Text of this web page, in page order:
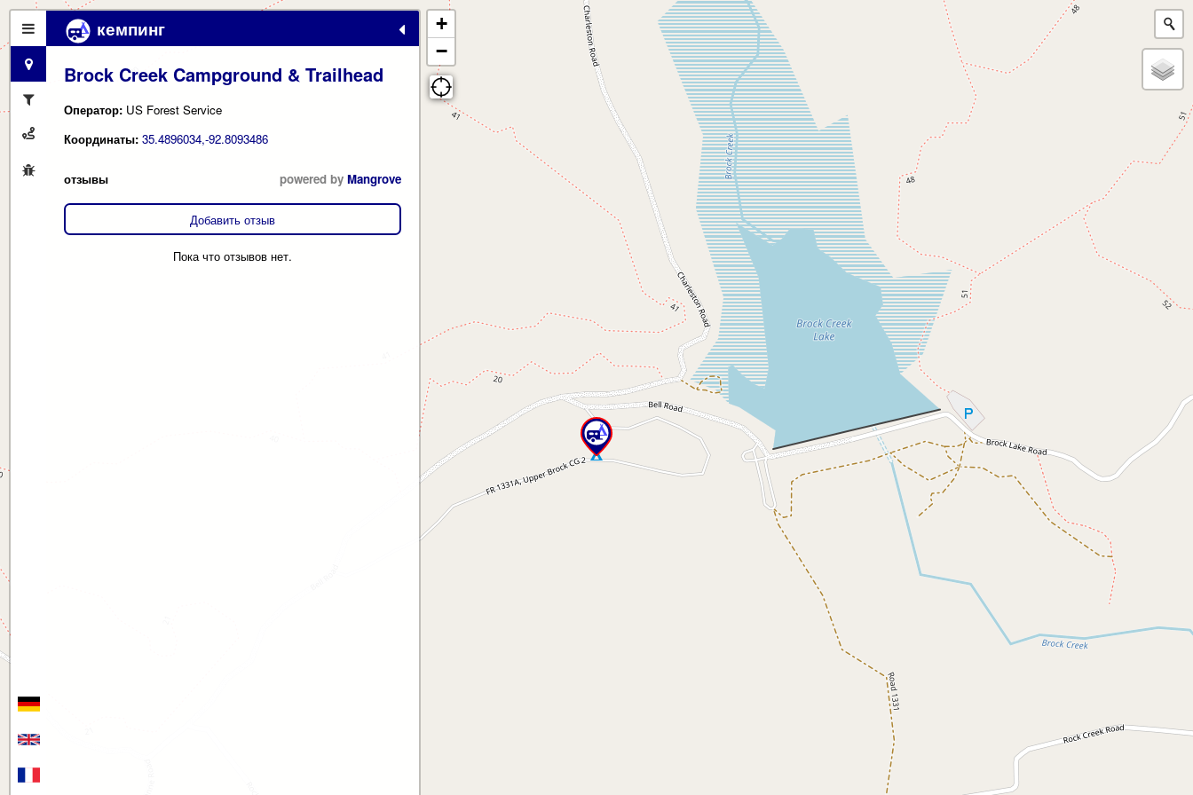
кемпинг
Brock Creek Campground & Trailhead
Оператор: US Forest Service
Координаты: 35.4896034,-92.8093486
отзывы powered by Mangrove
Добавить отзыв
Пока что отзывов нет.
+
−